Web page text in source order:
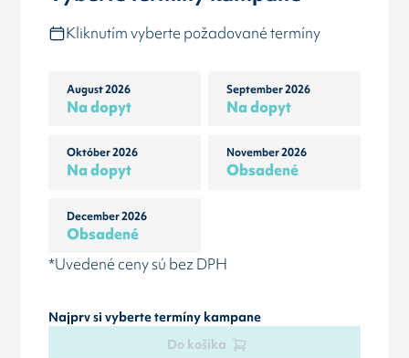
Kliknutím vyberte požadované termíny
August 2026
Na dopyt
September 2026
Na dopyt
Október 2026
Na dopyt
November 2026
Obsadené
December 2026
Obsadené
*Uvedené ceny sú bez DPH
Najprv si vyberte termíny kampane
Do košíka